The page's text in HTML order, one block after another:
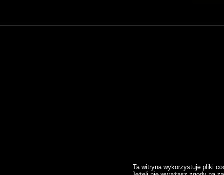
Ta witryna wykorzystuje pliki